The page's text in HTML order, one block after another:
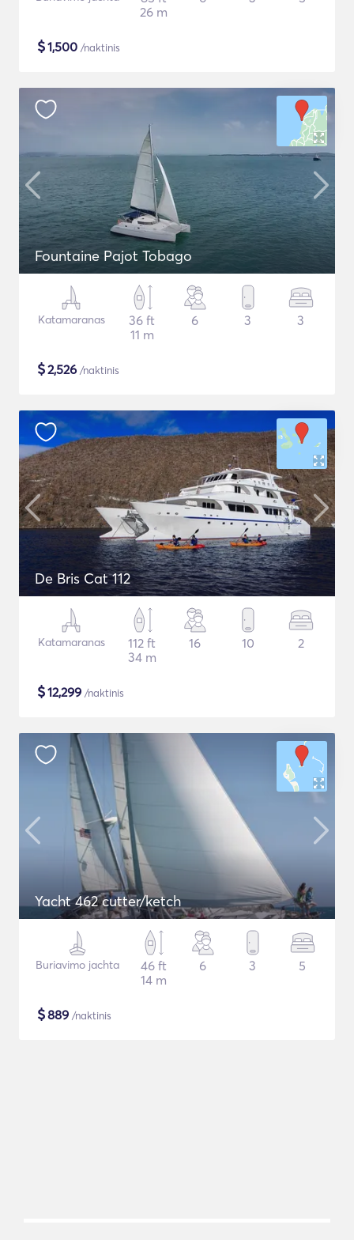
26 m
$1,500 /naktinis
Fountaine Pajot Tobago
Katamaranas
36 ft
11 m
6 3 3
$2,526 /naktinis
De Bris Cat 112
Katamaranas
112 ft
34 m
16 10 2
$12,299 /naktinis
Yacht 462 cutter/ketch
Buriavimo jachta
46 ft
14 m
6 3 5
$889 /naktinis